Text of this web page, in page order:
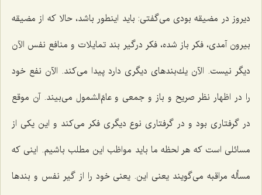
دیروز در مضیقه بودی می‌گفتی: باید اینطور باشد، حالا كه از مضیقه
بیرون آمدی، فكر باز شده، فكر درگیر بند تمایلات و منافع نفس الآن
دیگر نیست. الآن یك‌بندهای دیگری دارد پیدا می‌كند. الآن نفع خود
را در اظهار نظر صریح و باز و جمعی و عامّ‌الشمول می‌بیند. آن موقع
در گرفتاری بود و در گرفتاری نوع دیگری فكر می‌كند و این یكی از
مسائلی است كه هر لحظه ما باید مواظب این مطلب باشیم. اینی كه
مسأله مراقبه می‌گویند یعنی این. یعنی خود را از گیر نفس و بندها